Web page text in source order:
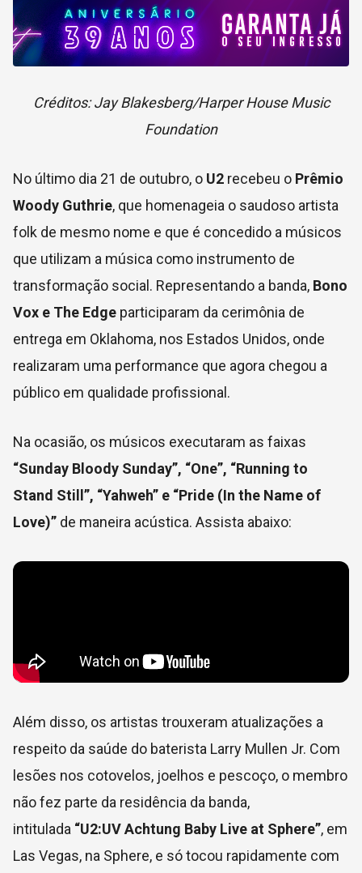
Créditos: Jay Blakesberg/Harper House Music
Foundation
No último dia 21 de outubro, o U2 recebeu o Prêmio
Woody Guthrie, que homenageia o saudoso artista
folk de mesmo nome e que é concedido a músicos
que utilizam a música como instrumento de
transformação social. Representando a banda, Bono
Vox e The Edge participaram da cerimônia de
entrega em Oklahoma, nos Estados Unidos, onde
realizaram uma performance que agora chegou a
público em qualidade profissional.
Na ocasião, os músicos executaram as faixas
“Sunday Bloody Sunday”, “One”, “Running to
Stand Still”, “Yahweh” e “Pride (In the Name of
Love)” de maneira acústica. Assista abaixo:
Além disso, os artistas trouxeram atualizações a
respeito da saúde do baterista Larry Mullen Jr. Com
lesões nos cotovelos, joelhos e pescoço, o membro
não fez parte da residência da banda,
intitulada “U2:UV Achtung Baby Live at Sphere”, em
Las Vegas, na Sphere, e só tocou rapidamente com